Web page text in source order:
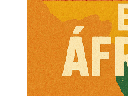
Plan de negocios